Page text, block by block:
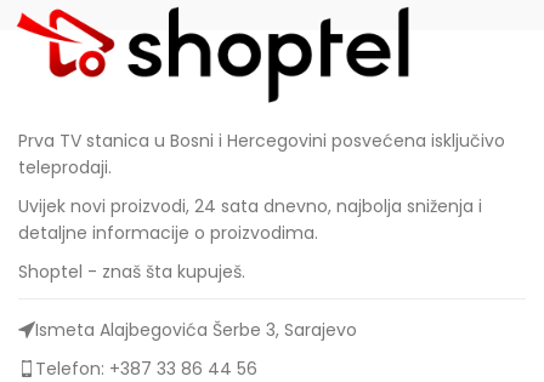
Prva TV stanica u Bosni i Hercegovini posvećena isključivo
teleprodaji.
Uvijek novi proizvodi, 24 sata dnevno, najbolja sniženja i
detaljne informacije o proizvodima.
Shoptel - znaš šta kupuješ.
Ismeta Alajbegovića Šerbe 3, Sarajevo
Telefon: +387 33 86 44 56